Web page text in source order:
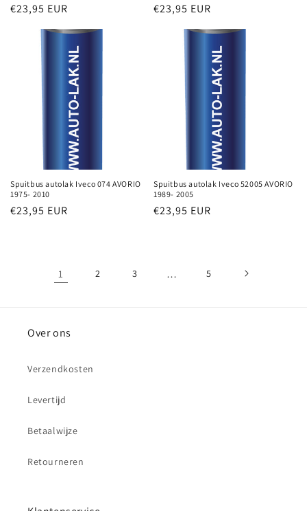
Normale
€23,95 EUR
Normale
€23,95 EUR
Spuitbus autolak Iveco 074 AVORIO
1975- 2010
Normale
€23,95 EUR
Spuitbus autolak Iveco 52005 AVORIO
1989- 2005
Normale
€23,95 EUR
1 2 3 … 5
Over ons
Verzendkosten
Levertijd
Betaalwijze
Retourneren